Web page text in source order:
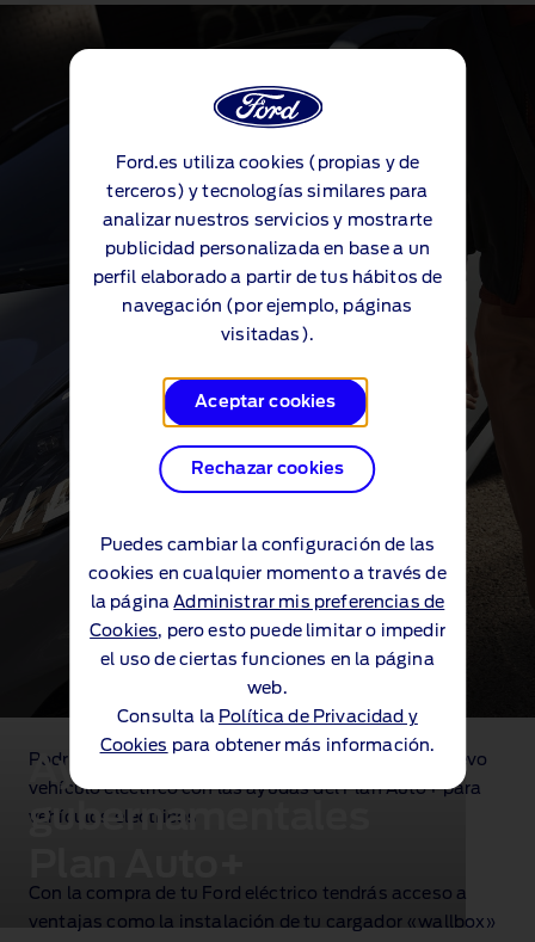
Ford.es utiliza cookies (propias y de
terceros) y tecnologías similares para
analizar nuestros servicios y mostrarte
publicidad personalizada en base a un
perfil elaborado a partir de tus hábitos de
navegación (por ejemplo, páginas
visitadas).
Aceptar cookies
Rechazar cookies
Puedes cambiar la configuración de las
cookies en cualquier momento a través de
la páginaAdministrar mis preferencias de
Cookies, pero esto puede limitar o impedir
el uso de ciertas funciones en la página
web.
Consulta la Política de Privacidad y
Cookies para obtener más información.
Costes de Propiedad
cualquier Ford y descubre cuánto podrías
ahorrar al pasarte a un vehículo híbrido o
eléctrico
Explora los costes de propiedad
Ayudas
gubernamentales
Podrías ahorrar todavía más en la compra de tu nuevo
vehículo eléctrico con las ayudas del Plan Auto+ para
vehículos eléctricos
Con la compra de tu Ford eléctrico tendrás acceso a
ventajas como la instalación de tu cargador «wallbox»